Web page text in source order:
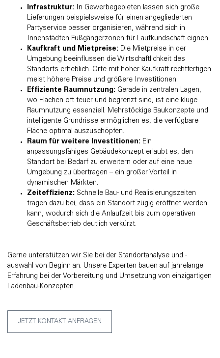
Infrastruktur: In Gewerbegebieten lassen sich große
Lieferungen beispielsweise für einen angegliederten
Partyservice besser organisieren, während sich in
Innenstädten Fußgängerzonen für Laufkundschaft eignen.
Kaufkraft und Mietpreise: Die Mietpreise in der
Umgebung beeinflussen die Wirtschaftlichkeit des
Standorts erheblich. Orte mit hoher Kaufkraft rechtfertigen
meist höhere Preise und größere Investitionen.
Effiziente Raumnutzung: Gerade in zentralen Lagen,
wo Flächen oft teuer und begrenzt sind, ist eine kluge
Raumnutzung essenziell. Mehrstöckige Baukonzepte und
intelligente Grundrisse ermöglichen es, die verfügbare
Fläche optimal auszuschöpfen.
Raum für weitere Investitionen: Ein
anpassungsfähiges Gebäudekonzept erlaubt es, den
Standort bei Bedarf zu erweitern oder auf eine neue
Umgebung zu übertragen – ein großer Vorteil in
dynamischen Märkten.
Zeiteffizienz: Schnelle Bau- und Realisierungszeiten
tragen dazu bei, dass ein Standort zügig eröffnet werden
kann, wodurch sich die Anlaufzeit bis zum operativen
Geschäftsbetrieb deutlich verkürzt.
Gerne unterstützen wir Sie bei der Standortanalyse und -
auswahl von Beginn an. Unsere Experten bauen auf jahrelange
Erfahrung bei der Vorbereitung und Umsetzung von einzigartigen
Ladenbau-Konzepten.
JETZT KONTAKT ANFRAGEN